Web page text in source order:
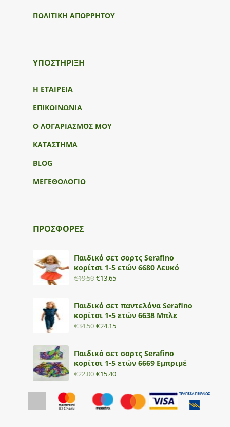
ΠΟΛΙΤΙΚΗ ΑΠΟΡΡΗΤΟΥ
ΥΠΟΣΤΉΡΙΞΗ
Η ΕΤΑΙΡΕΙΑ
ΕΠΙΚΟΙΝΩΝΙΑ
Ο ΛΟΓΑΡΙΑΣΜΟΣ ΜΟΥ
ΚΑΤΑΣΤΗΜΑ
BLOG
ΜΕΓΕΘΟΛΟΓΙΟ
ΠΡΟΣΦΟΡΕΣ
Παιδικό σετ σορτς Serafino
κορίτσι 1-5 ετών 6680 Λευκό
€19.50 €13.65
Παιδικό σετ παντελόνα Serafino
κορίτσι 1-5 ετών 6638 Μπλε
€34.50 €24.15
Παιδικό σετ σορτς Serafino
κορίτσι 1-5 ετών 6669 Εμπριμέ
€22.00 €15.40